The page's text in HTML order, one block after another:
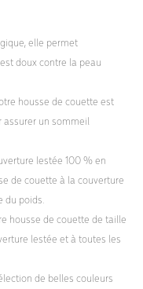
elle permet
doux contre la peau
housse de couette est
assurer un sommeil
lestée 100 % en
de couette à la couverture
du poids.
housse de couette de taille
lestée et à toutes les
de belles couleurs